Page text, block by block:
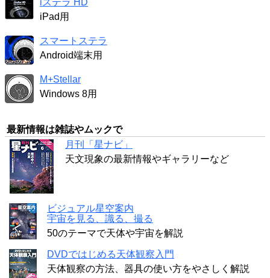
iPad用
スマートステラ
Android端末用
M+Stellar
Windows 8用
最新情報は雑誌やムックで
月刊「星ナビ」
天文現象の最新情報やギャラリーなど
ビジュアル星空案内
宇宙を見る、識る、撮る
50のテーマで天体や宇宙を解説
DVDではじめる天体観察入門
天体観察の方法、器具の使い方をやさしく解説